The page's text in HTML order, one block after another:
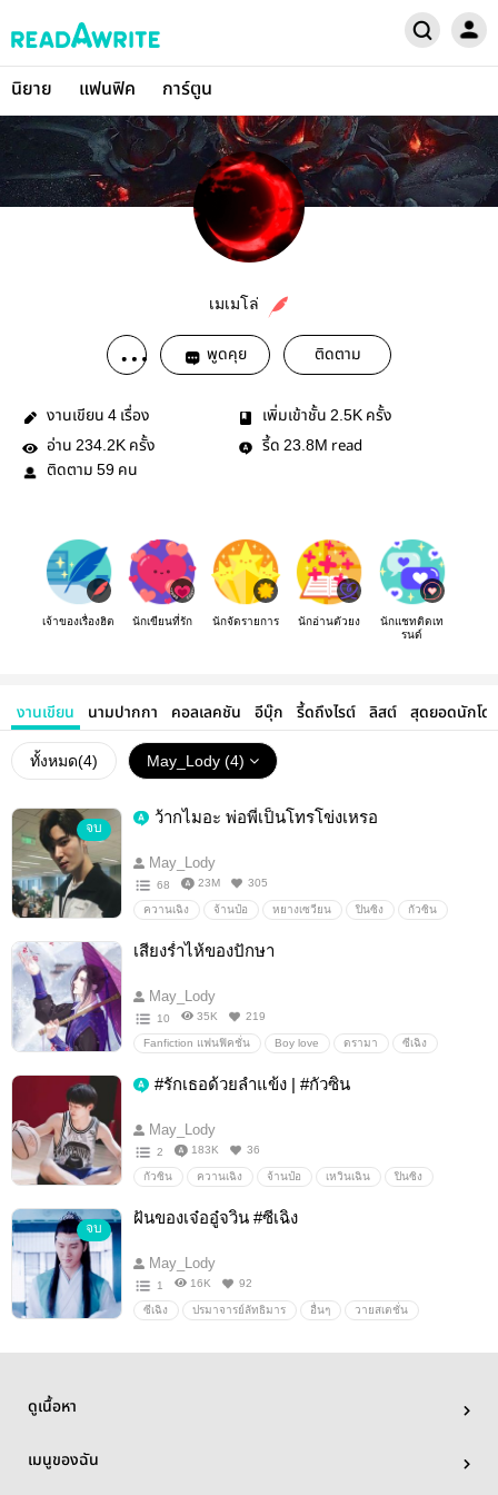
นิยาย แฟนฟิค การ์ตูน
เมเมโล่
พูดคุย ติดตาม
งานเขียน 4 เรื่อง เพิ่มเข้าชั้น 2.5K ครั้ง
อ่าน 234.2K ครั้ง รี้ด 23.8M read
ติดตาม 59 คน
เจ้าของเรื่องฮิต นักเขียนที่รัก นักจัดรายการ นักอ่านตัวยง
นักแชทติดเท
รนด์
งานเขียน นามปากกา คอลเลคชัน อีบุ๊ก รี้ดถึงไรต์ ลิสต์ สุดยอดนักโด
ทั้งหมด(4) May_Lody (4)
จบ
ว้ากไมอะ พ่อพี่เป็นโทรโข่งเหรอ
May_Lody
68 23M 305
ควานเฉิง จ้านป๋อ หยางเซวียน ปินซิง กัวซิน
วายสเตชั่น
เสียงร่ำไห้ของปักษา
May_Lody
10 35K 219
Fanfiction แฟนฟิคชั่น Boy love ดรามา ซีเฉิง
#รักเธอด้วยลำแข้ง | #กัวซิน
May_Lody
2 183K 36
กัวซิน ควานเฉิง จ้านป๋อ เหวินเฉิน ปินซิง
จบ
ฝันของเจ๋ออู๋จวิน #ซีเฉิง
May_Lody
1 16K 92
ซีเฉิง ปรมาจารย์ลัทธิมาร อื่นๆ วายสเตชั่น
ดูเนื้อหา
เมนูของฉัน